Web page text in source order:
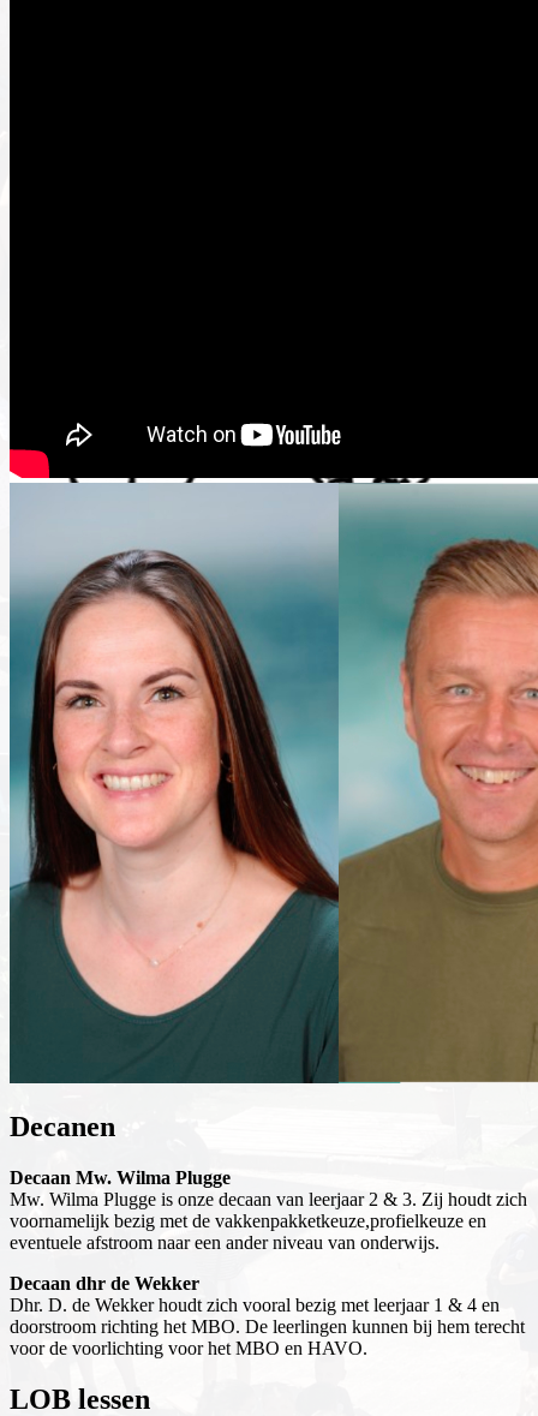
Decanen
Decaan Mw. Wilma Plugge
Mw. Wilma Plugge is onze decaan van leerjaar 2 & 3. Zij houdt zich
voornamelijk bezig met de vakkenpakketkeuze,profielkeuze en
eventuele afstroom naar een ander niveau van onderwijs.
Decaan dhr de Wekker
Dhr. D. de Wekker houdt zich vooral bezig met leerjaar 1 & 4 en
doorstroom richting het MBO. De leerlingen kunnen bij hem terecht
voor de voorlichting voor het MBO en HAVO.
LOB lessen